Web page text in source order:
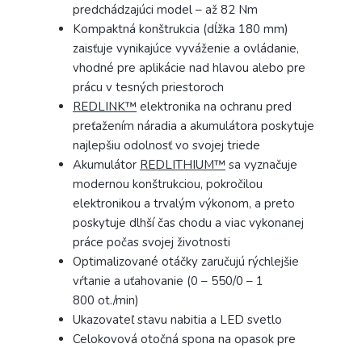
predchádzajúci model – až 82 Nm
Kompaktná konštrukcia (dĺžka 180 mm)
zaisťuje vynikajúce vyváženie a ovládanie,
vhodné pre aplikácie nad hlavou alebo pre
prácu v tesných priestoroch
REDLINK™ elektronika na ochranu pred
preťažením náradia a akumulátora poskytuje
najlepšiu odolnosť vo svojej triede
Akumulátor REDLITHIUM™ sa vyznačuje
modernou konštrukciou, pokročilou
elektronikou a trvalým výkonom, a preto
poskytuje dlhší čas chodu a viac vykonanej
práce počas svojej životnosti
Optimalizované otáčky zaručujú rýchlejšie
vŕtanie a uťahovanie (0 – 550/0 – 1
800 ot./min)
Ukazovateľ stavu nabitia a LED svetlo
Celokovová otočná spona na opasok pre